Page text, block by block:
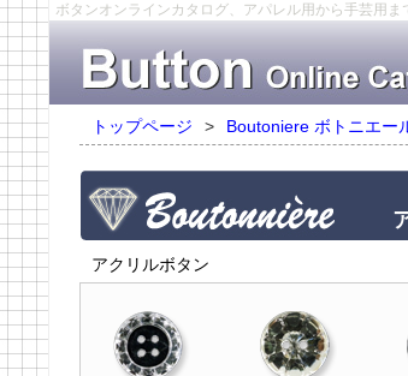
ボタンオンラインカタログ、アパレル用から手芸用
トップページ > Boutoniere ボトニエー
アクリルボタン